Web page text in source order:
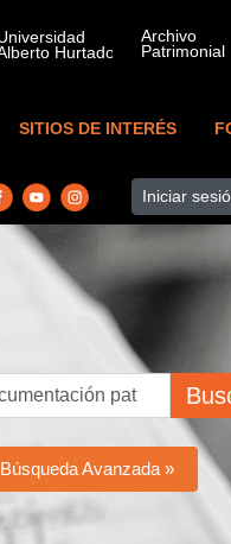
SITIOS DE INTERÉS
Iniciar
Búsqueda Avanzada »